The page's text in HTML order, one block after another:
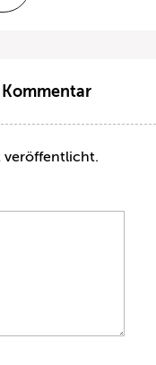
veröffentlicht.